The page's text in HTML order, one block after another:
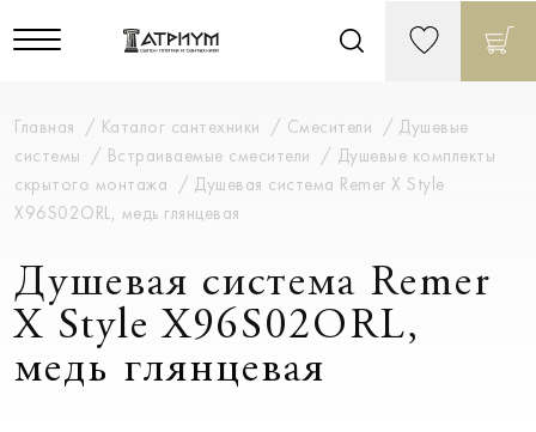
Главная Каталог сантехники Смесители
Душевые
системы
Встраиваемые смесители
Душевые комплекты
скрытого монтажа
Душевая система Remer X Style
X96S02ORL, медь глянцевая
Душевая система Remer
X Style X96S02ORL,
медь глянцевая